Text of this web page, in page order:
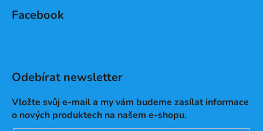
Facebook
Odebírat newsletter
Vložte svůj e-mail a my vám budeme zasílat informace
o nových produktech na našem e-shopu.